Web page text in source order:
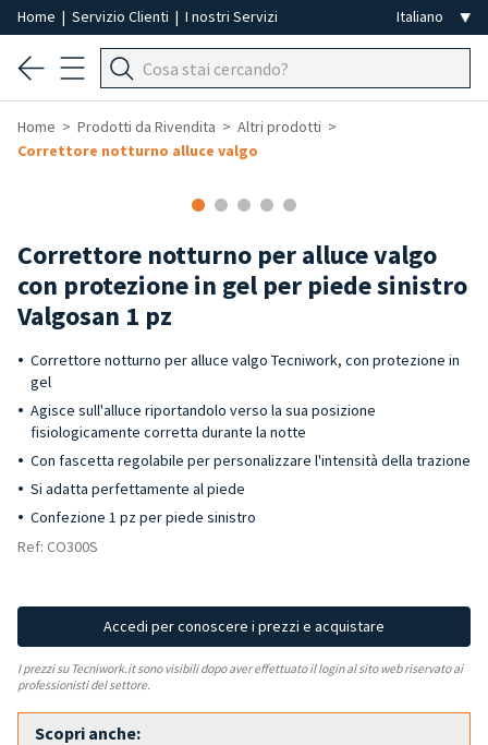
Home | Servizio Clienti | I nostri Servizi
Home Prodotti da Rivendita
Altri prodotti
Correttore notturno alluce valgo
Correttore notturno per alluce valgo
con protezione in gel per piede sinistro
Valgosan 1 pz
Correttore notturno per alluce valgo Tecniwork, con protezione in
gel
Agisce sull'alluce riportandolo verso la sua posizione
fisiologicamente corretta durante la notte
Con fascetta regolabile per personalizzare l'intensità della trazione
Si adatta perfettamente al piede
Confezione 1 pz per piede sinistro
Ref: CO300S
Accedi per conoscere i prezzi e acquistare
I prezzi su Tecniwork.it sono visibili dopo aver effettuato il login al sito web riservato ai
professionisti del settore.
Scopri anche: